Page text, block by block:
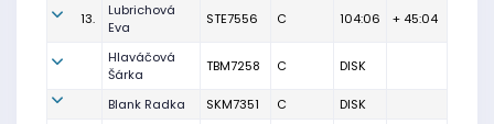
13.
Lubrichová
Eva
STE7556 C 104:06 + 45:04
Hlaváčová
Šárka
TBM7258 C DISK
Blank Radka SKM7351 C
DISK